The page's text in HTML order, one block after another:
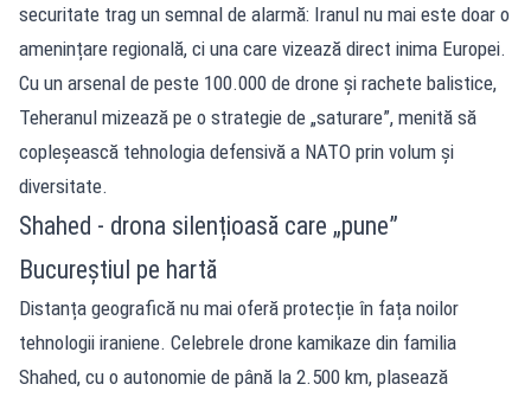
securitate trag un semnal de alarmă: Iranul nu mai este doar o
amenințare regională, ci una care vizează direct inima Europei.
Cu un arsenal de peste 100.000 de drone și rachete balistice,
Teheranul mizează pe o strategie de „saturare”, menită să
copleșească tehnologia defensivă a NATO prin volum și
diversitate.
Shahed - drona silențioasă care „pune”
Bucureștiul pe hartă
Distanța geografică nu mai oferă protecție în fața noilor
tehnologii iraniene. Celebrele drone kamikaze din familia
Shahed, cu o autonomie de până la 2.500 km, plasează